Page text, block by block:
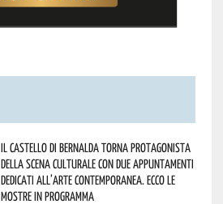
Il Castello di Bernalda torna protagonista
della scena culturale con due appuntamenti
dedicati all’arte contemporanea. Ecco le
mostre in programma